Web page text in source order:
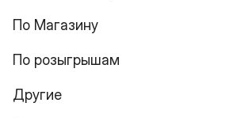
По Магазину
По розыгрышам
Другие